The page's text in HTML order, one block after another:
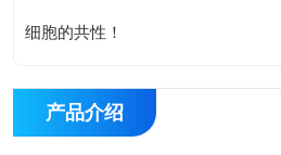
细胞的共性！
产品介绍